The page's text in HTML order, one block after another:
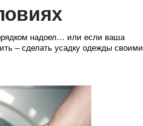
надоел… или если ваша
– сделать усадку одежды своими